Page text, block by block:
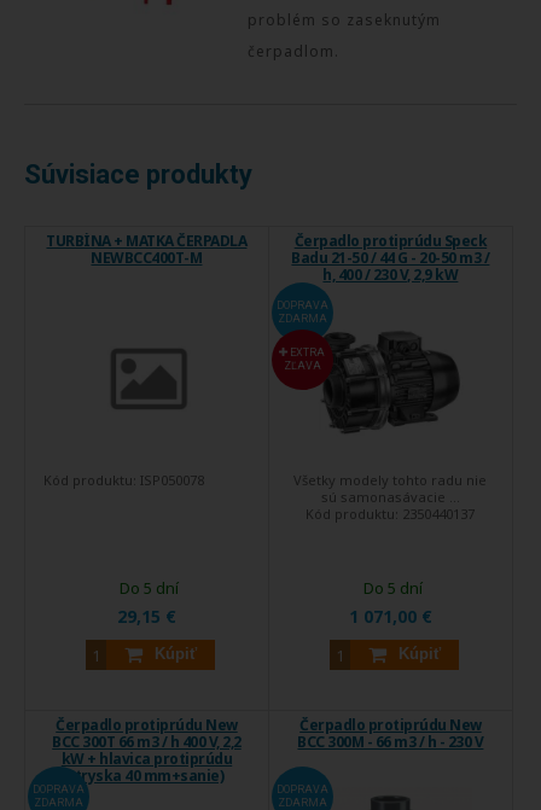
problém so zaseknutým
čerpadlom.
Súvisiace produkty
TURBÍNA + MATKA ČERPADLA
NEWBCC400T-M
Kód produktu: ISP050078
29,15 €
Kúpiť
Do 5 dní
Čerpadlo protiprúdu Speck
Badu 21-50 / 44 G - 20-50 m3 /
h, 400 / 230 V, 2,9 kW
DOPRAVA
ZDARMA
EXTRA
ZĽAVA
Všetky modely tohto radu nie
sú samonasávacie ...
Kód produktu: 2350440137
1 071,00 €
Kúpiť
Do 5 dní
Čerpadlo protiprúdu New
BCC 300T 66 m3 / h 400 V, 2,2
kW + hlavica protiprúdu
(tryska 40 mm+sanie)
DOPRAVA
ZDARMA
Čerpadlo protiprúdu New
BCC 300M - 66 m3 / h - 230 V
DOPRAVA
ZDARMA